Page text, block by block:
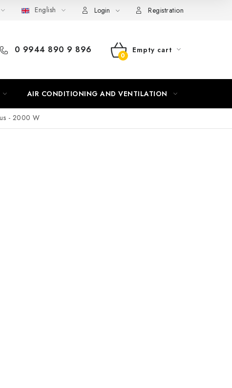
English Login Registration
0 9944 890 9 896
SHOPPING
Empty cart
AIR CONDITIONING AND VENTILATION
- 2000 W